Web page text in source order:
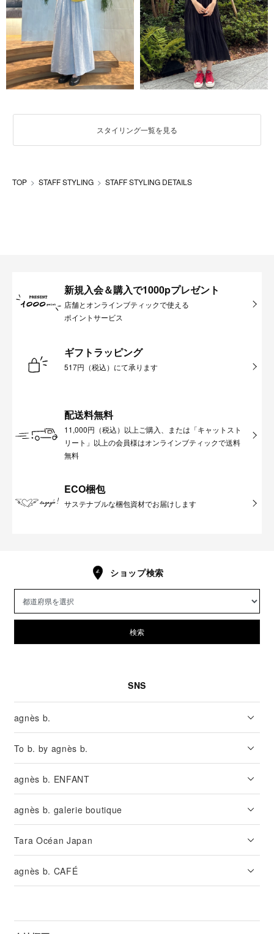
スタイリング一覧を見る
TOP STAFF STYLING STAFF STYLING DETAILS
新規入会＆購入で1000pプレゼント
店舗とオンラインブティックで使える
ポイントサービス
ギフトラッピング
517円（税込）にて承ります
配送料無料
11,000円（税込）以上ご購入、または「キャットスト
リート」以上の会員様はオンラインブティックで送料
無料
ECO梱包
サステナブルな梱包資材でお届けします
ショップ検索
検索
SNS
agnès b.
To b. by agnès b.
agnès b. ENFANT
agnès b. galerie boutique
Tara Océan Japan
agnès b. CAFÉ